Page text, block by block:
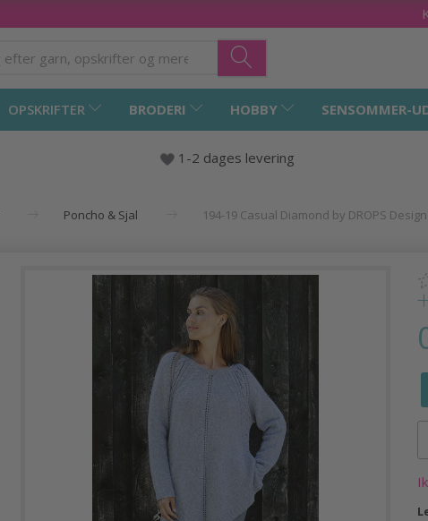
OPSKRIFTER BRODERI HOBBY SENSOMMER-
1-2 dages levering
Poncho & Sjal 194-19 Casual Diamond by DROPS Design